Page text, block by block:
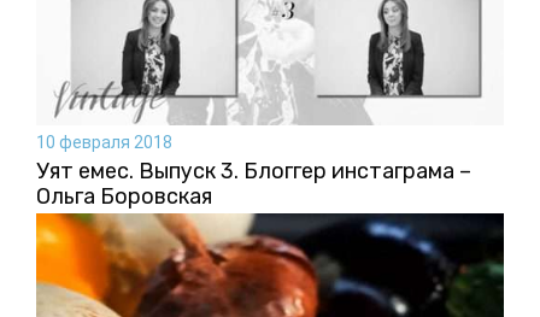
10 февраля 2018
Уят емес. Выпуск 3. Блоггер инстаграма –
Ольга Боровская